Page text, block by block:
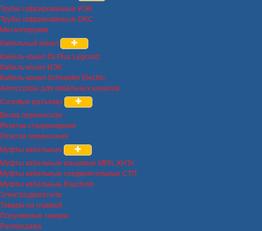
Трубы гофрированные ИЭК
Трубы гофрированные DKC
Металлорукав
Кабельный канал
Кабель-канал DLPlus Legrand
Кабель-канал ИЭК
Кабель-канал Schneider Electric
Аксессуары для кабельных каналов
Силовые разъемы
Вилка переносная
Розетка стационарная
Розетка переносная
Муфты кабельные
Муфты кабельные концевые КВТп, КНТп
Муфты кабельные соединительные СТП
Муфты кабельные Raychem
Электродвигатели
Товары на главной
Популярные товары
Распродажа